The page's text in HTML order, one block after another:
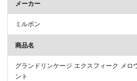
メーカー
ミルボン
商品名
グランドリンケージ エクスフィーク メロ
ント